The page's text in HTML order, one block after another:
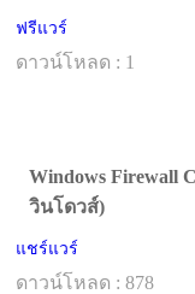
ฟรีแวร์
ดาวน์โหลด : 1
Windows Firewall
วินโดวส์)
แชร์แวร์
ดาวน์โหลด : 878